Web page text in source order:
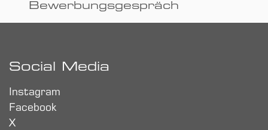
Bewerbungsgespräch
Social Media
Instagram
Facebook
X